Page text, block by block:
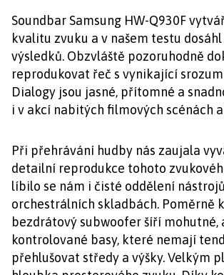
Soundbar Samsung HW-Q930F
kvalitu zvuku a v našem testu
výsledků. Obzvláště pozoruhodně
reprodukovat řeč s vynikající
Dialogy jsou jasné, přítomné a
i v akcí nabitých filmových scénách
Při přehrávání hudby nás zaujala
detailní reprodukce tohoto
líbilo se nám i čisté oddělení
orchestrálních skladbách. Poměrně
bezdrátový subwoofer šíří mohutné,
kontrolované basy, které nemají
přehlušovat středy a výšky. Velkým